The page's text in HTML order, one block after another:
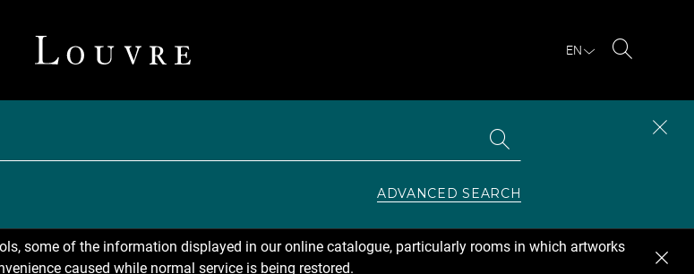
EN
ADVANCED SEARCH
some of the information displayed in our online catalogue, particularly rooms in which artworks
caused while normal service is being restored.